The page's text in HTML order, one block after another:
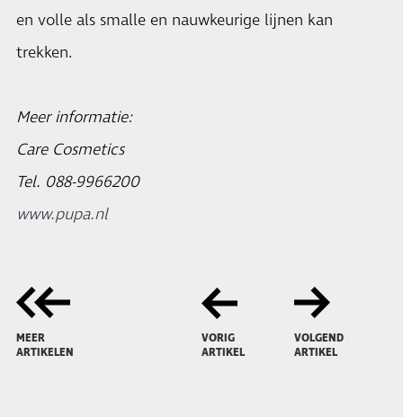
en volle als smalle en nauwkeurige lijnen kan
trekken.
Meer informatie:
Care Cosmetics
Tel. 088-9966200
www.pupa.nl
MEER
ARTIKELEN
VORIG
ARTIKEL
VOLGEND
ARTIKEL